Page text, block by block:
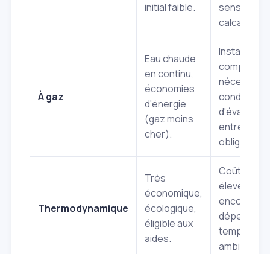
initial faible.
sensible au
calcaire.
À gaz
Eau chaude
en continu,
économies
d'énergie
(gaz moins
cher).
Installation
complexe,
nécessite
conduit
entretien
obligatoire.
Thermodynamique
Très
économique,
écologique,
éligible aux
aides.
Coût initial
élevé,
dépend de
ambiante.